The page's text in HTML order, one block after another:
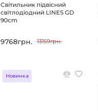
Світильник підвісний
світлодіодний LINES GD
90cm
9768грн. 13159грн.
Новинка